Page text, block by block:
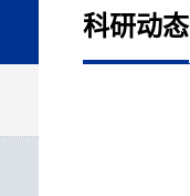
科研动态